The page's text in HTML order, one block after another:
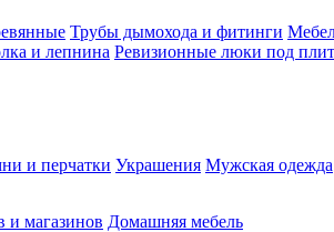
Трубы дымохода и фитинги
и лепнина Ревизионные люки под
и перчатки Украшения Мужская одежда
и магазинов Домашняя мебель